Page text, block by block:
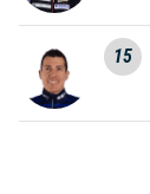
15